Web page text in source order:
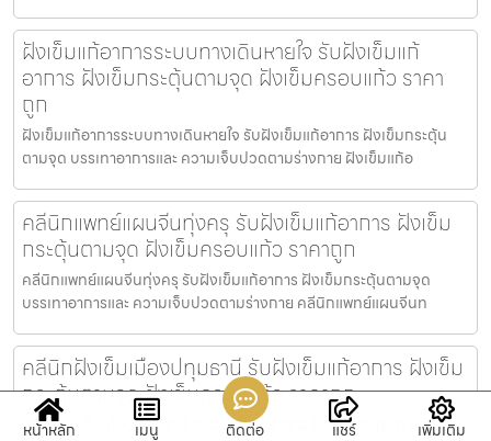
ฝังเข็มแก้อาการระบบทางเดินหายใจ รับฝังเข็มแก้
อาการ ฝังเข็มกระตุ้นตามจุด ฝังเข็มครอบแก้ว ราคา
ถูก
ฝังเข็มแก้อาการระบบทางเดินหายใจ รับฝังเข็มแก้อาการ ฝังเข็มกระตุ้น
ตามจุด บรรเทาอาการและ ความเจ็บปวดตามร่างกาย ฝังเข็มแก้อ
คลีนิกแพทย์แผนจีนทุ่งครุ รับฝังเข็มแก้อาการ ฝังเข็ม
กระตุ้นตามจุด ฝังเข็มครอบแก้ว ราคาถูก
คลีนิกแพทย์แผนจีนทุ่งครุ รับฝังเข็มแก้อาการ ฝังเข็มกระตุ้นตามจุด
บรรเทาอาการและ ความเจ็บปวดตามร่างกาย คลีนิกแพทย์แผนจีนท
คลีนิกฝังเข็มเมืองปทุมธานี รับฝังเข็มแก้อาการ ฝังเข็ม
กระตุ้นตามจุด ฝังเข็มครอบแก้ว ราคาถูก
คลีนิกฝังเข็มเมืองปทุมธานี รับฝังเข็มแก้อาการ ฝังเข็มกระตุ้นตามจุด
หน้าหลัก เมนู ติดต่อ แชร์ เพิ่มเติม